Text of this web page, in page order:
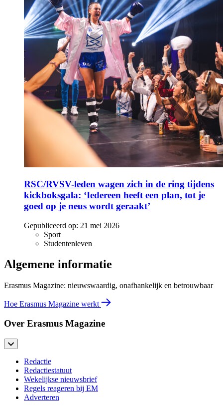
RSC/RVSV-leden wagen zich in de ring tijdens
kickboksgala: ‘Iedereen heeft een plan, tot je
goed op je neus wordt geraakt’
Gepubliceerd op: 21 mei 2026
Sport
Studentenleven
Algemene informatie
Erasmus Magazine: nieuwswaardig, onafhankelijk en betrouwbaar
Hoe Erasmus Magazine werkt
Over Erasmus Magazine
Redactie
Redactiestatuut
Wekelijkse nieuwsbrief
Regels reageren bij EM
Adverteren